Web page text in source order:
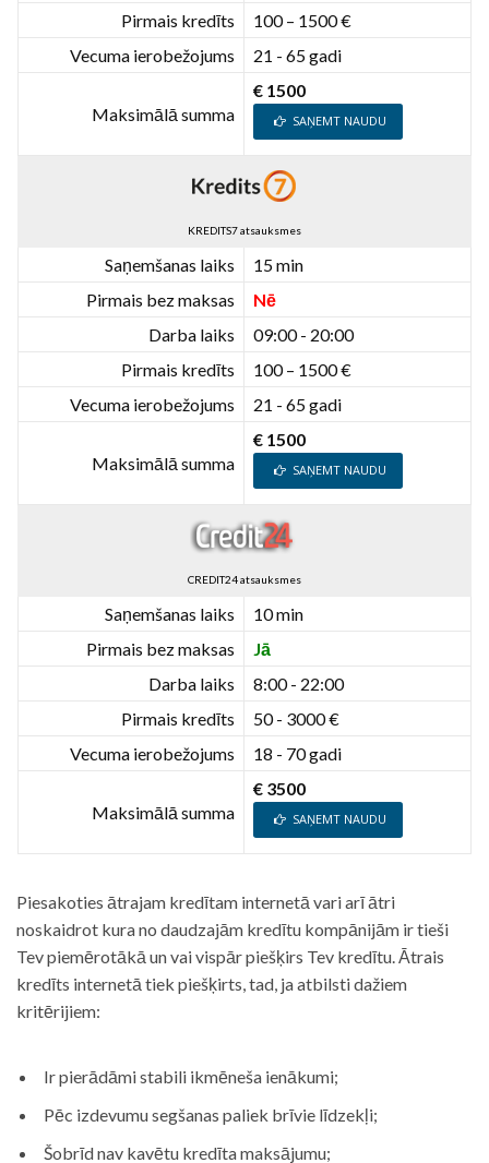
Pirmais kredīts
100 – 1500 €
Vecuma ierobežojums
21 - 65 gadi
Maksimālā summa
€ 1500
SAŅEMT NAUDU
KREDITS7 atsauksmes
Saņemšanas laiks
15 min
Pirmais bez maksas
Nē
Darba laiks
09:00 - 20:00
Pirmais kredīts
100 – 1500 €
Vecuma ierobežojums
21 - 65 gadi
Maksimālā summa
€ 1500
SAŅEMT NAUDU
CREDIT24 atsauksmes
Saņemšanas laiks
10 min
Pirmais bez maksas
Jā
Darba laiks
8:00 - 22:00
Pirmais kredīts
50 - 3000 €
Vecuma ierobežojums
18 - 70 gadi
Maksimālā summa
€ 3500
SAŅEMT NAUDU
Piesakoties ātrajam kredītam internetā vari arī ātri
noskaidrot kura no daudzajām kredītu kompānijām ir tieši
Tev piemērotākā un vai vispār piešķirs Tev kredītu. Ātrais
kredīts internetā tiek piešķirts, tad, ja atbilsti dažiem
kritērijiem:
Ir pierādāmi stabili ikmēneša ienākumi;
Pēc izdevumu segšanas paliek brīvie līdzekļi;
Šobrīd nav kavētu kredīta maksājumu;